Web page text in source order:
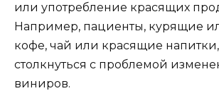
или употребление красящих
Например, пациенты, курящие
кофе, чай или красящие напитки,
столкнуться с проблемой
виниров.